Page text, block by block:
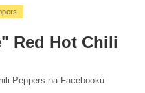
Red Hot Chili
Peppers na Facebooku